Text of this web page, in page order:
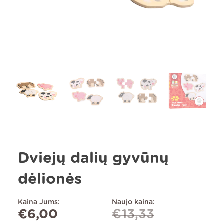
Dviejų dalių gyvūnų
dėlionės
Kaina Jums:
€6,00
Naujo kaina:
€13,33